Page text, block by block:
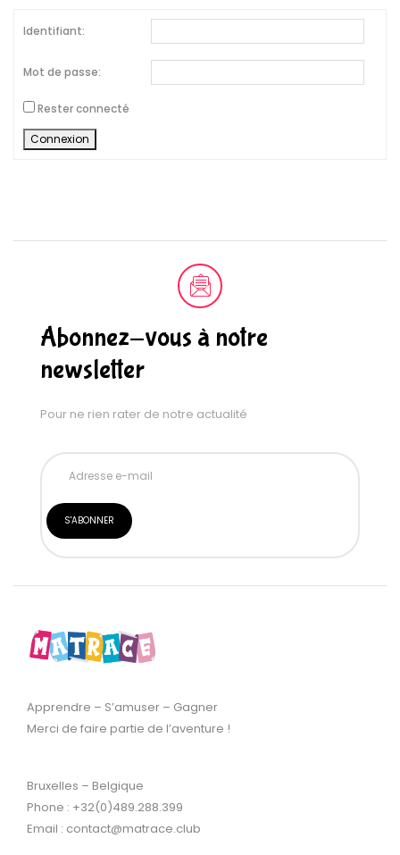
Identifiant:
Mot de passe:
Rester connecté
Connexion
Abonnez-vous à notre
newsletter
Pour ne rien rater de notre actualité
Apprendre – S’amuser – Gagner
Merci de faire partie de l’aventure !
Bruxelles – Belgique
Phone : +32(0)489.288.399
Email : contact@matrace.club